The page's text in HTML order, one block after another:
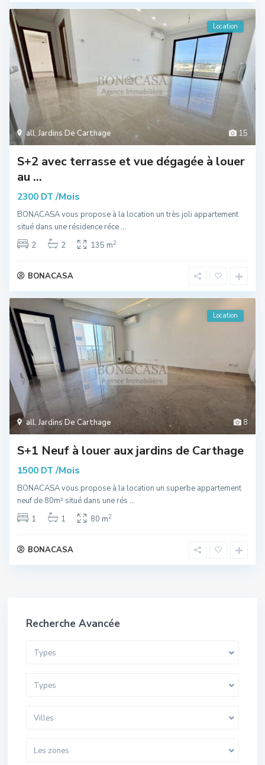
15
all,Jardins De Carthage
Location
S+2 avec terrasse et vue dégagée à louer
au ...
2300 DT /Mois
BONACASA vous propose à la location un très joli appartement
situé dans une résidence réce...
2
2 135 m2
BONACASA
8
all,Jardins De Carthage
Location
S+1 Neuf à louer aux jardins de Carthage
1500 DT /Mois
BONACASA vous propose à la location un superbe appartement
neuf de 80m² situé dans une rés ...
1
1 80 m2
BONACASA
Recherche Avancée
Types
Types
Villes
Les zones